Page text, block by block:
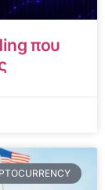
που